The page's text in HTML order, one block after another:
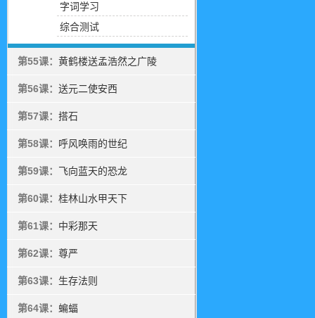
字词学习
综合测试
第55课： 黄鹤楼送孟浩然之广陵
第56课： 送元二使安西
第57课： 搭石
第58课： 呼风唤雨的世纪
第59课： 飞向蓝天的恐龙
第60课： 桂林山水甲天下
第61课： 中彩那天
第62课： 尊严
第63课： 生存法则
第64课： 蝙蝠